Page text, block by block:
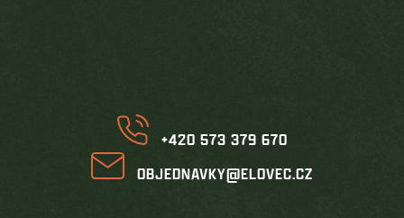
+420 573 379 670
OBJEDNAVKY@ELOVEC.CZ